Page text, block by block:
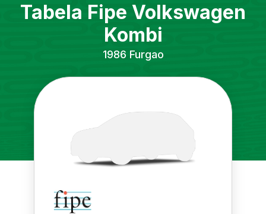
Tabela Fipe Volkswagen
Kombi
1986 Furgao